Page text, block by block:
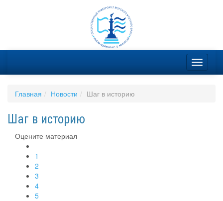
Главная Новости Шаг в историю
Шаг в историю
Оцените материал
1
2
3
4
5